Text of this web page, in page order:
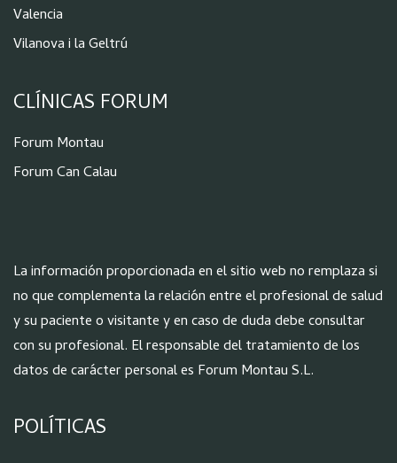
Valencia
Vilanova i la Geltrú
CLÍNICAS FORUM
Forum Montau
Forum Can Calau
La información proporcionada en el sitio web no remplaza si
no que complementa la relación entre el profesional de salud
y su paciente o visitante y en caso de duda debe consultar
con su profesional. El responsable del tratamiento de los
datos de carácter personal es Forum Montau S.L.
POLÍTICAS